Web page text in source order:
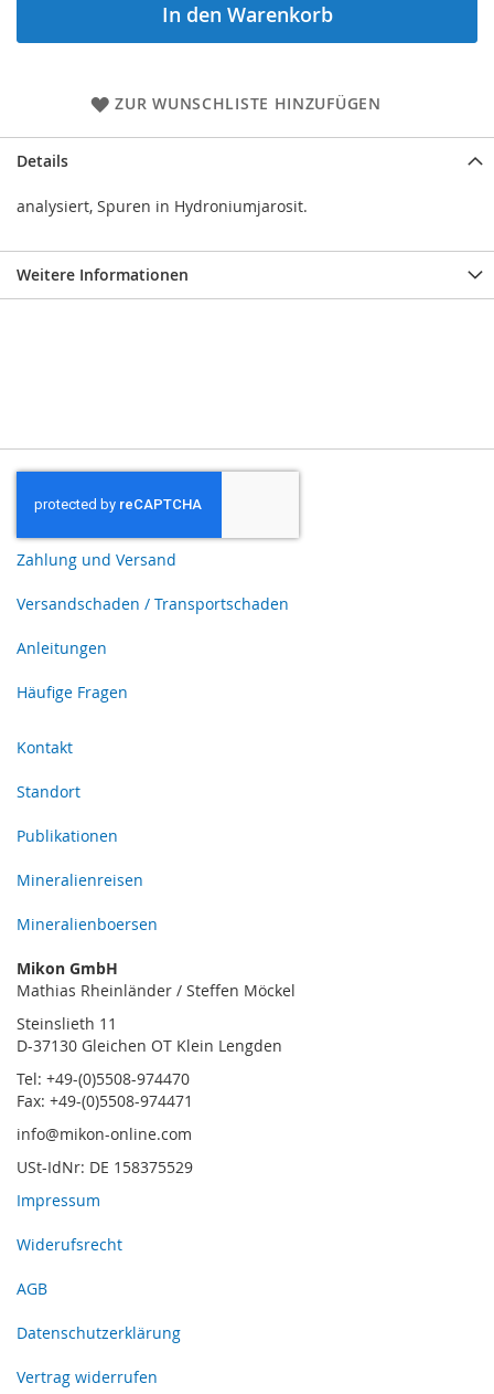
In den Warenkorb
ZUR WUNSCHLISTE HINZUFÜGEN
Details
analysiert, Spuren in Hydroniumjarosit.
Weitere Informationen
Zahlung und Versand
Versandschaden / Transportschaden
Anleitungen
Häufige Fragen
Kontakt
Standort
Publikationen
Mineralienreisen
Mineralienboersen
Mikon GmbH
Mathias Rheinländer / Steffen Möckel
Steinslieth 11
D-37130 Gleichen OT Klein Lengden
Tel: +49-(0)5508-974470
Fax: +49-(0)5508-974471
info@mikon-online.com
USt-IdNr: DE 158375529
Impressum
Widerufsrecht
AGB
Datenschutzerklärung
Vertrag widerrufen